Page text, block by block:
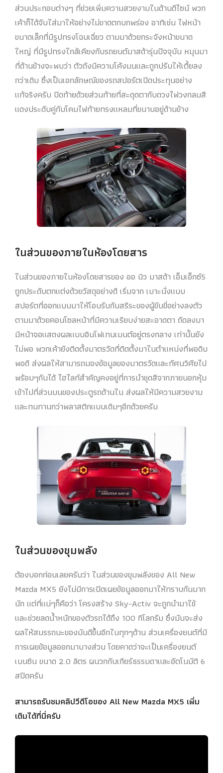
ส่วนประกอบต่างๆ ที่ช่วยเพิ่มความสวยงามในด้านดีไซน์ พวก
เค้าก็ได้จับใส่มาให้อย่างไม่ขาดตกบกพร่อง อาทิเช่น ไฟหน้า
ขนาดเล็กที่มีรูปทรงโฉบเฉี่ยว ตามมาด้วยกระจังหน้าขนาด
ใหญ่ ที่มีรูปทรงใกล้เคียงกับรถยนต์มาสด้ารุ่นปัจจุบัน หมุนมา
ที่ด้านข้างจะพบว่า ตัวถังมีความโค้งมนและถูกปรับให้เตี้ยลง
กว่าเดิม ซึ่งเป็นเอกลักษณ์ของรถสปอร์ตเปิดประทุนอย่าง
แท้จริงครับ ปิดท้ายด้วยส่วนท้ายที่สะดุดตากับดวงไฟวงกลมสี
แดงประดับคู่กับโคมไฟท้ายทรงแหลมที่ขนาบอยู่ด้านข้าง
ในส่วนของภายในห้องโดยสาร
ในส่วนของภายในห้องโดยสารของ ออ นิว มาสด้า เอ็มเอ็กซ์5
ถูกประดับตกแต่งด้วยวัสดุอย่างดี เริ่มจาก เบาะนั่งแบบ
สปอร์ตที่ออกแบบมาให้โอบรับกับสรีระของผู้ขับขี่อย่างลงตัว
ตามมาด้วยคอนโซลหน้าที่มีความเรียบง่ายสะอาดตา ถัดลงมา
มีหน้าจอแสดงผลแบบอินโฟเทนเมนต์อยู่ตรงกลาง เท่านั้นยัง
ไม่พอ พวกเค้ายังติดตั้งมาตรวัดที่ติดตั้งมาในตำแหน่งที่พอดิบ
พอดี ส่งผลให้สามารถมองข้อมูลของมาตรวัดและทัศนวิศัยไป
พร้อมๆกันได้ ไฮไลท์สำคัญคงอยู่ที่การนำชุดสีจากภายนอกหุ้ม
เข้าไปที่ส่วนบนของประตูรถด้านใน ส่งผลให้มีความสวยงาม
และทนทานกว่าพลาสติกแบบเดิมๆอีกด้วยครับ
ในส่วนของขุมพลัง
ต้องบอกก่อนเลยครับว่า ในส่วนของขุมพลังของ All New
Mazda MX5 ยังไม่มีการเปิดเผยข้อมูลออกมาให้ทราบกันมาก
นัก แต่ที่แน่ๆก็คือว่า โครงสร้าง Sky-Activ จะถูกนำมาใช้
และช่วยลดน้ำหนักของตัวรถได้ถึง 100 กิโลกรัม ซึ่งมันจะส่ง
ผลให้สมรรถนะของมันดีขึ้นอีกในทุกๆด้าน ส่วนเครื่องยนต์ที่มี
การเผยข้อมูลออกมาบางส่วน โดยคาดว่าจะเป็นเครื่องยนต์
เบนซิน ขนาด 2.0 ลิตร ผนวกกับเกียร์ธรรมดาและอัตโนมัติ 6
สปีดครับ
สามารถรับชมคลิปวีดีโอของ All New Mazda MX5 เพิ่ม
เติมได้ที่นี่ครับ